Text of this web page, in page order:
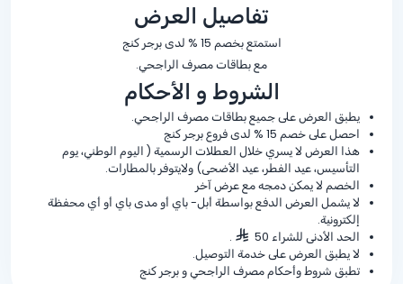
تفاصيل العرض
استمتع بخصم % 15 لدى برجر كنج
مع بطاقات مصرف الراجحي.
الشروط و الأحكام
يطبق العرض على جميع بطاقات مصرف الراجحي.
احصل على خصم % 15 لدى فروع برجر كنج
هذا العرض لا يسري خلال العطلات الرسمية ( اليوم الوطني، يوم
التأسيس، عيد الفطر، عيد الأضحى) ولايتوفر بالمطارات.
الخصم لا يمكن دمجه مع عرض آخر
لا يشمل العرض الدفع بواسطة أبل- باي أو مدى باي أو أي محفظة
إلكترونية.
الحد الأدنى للشراء 50
.
لا يطبق العرض على خدمة التوصيل.
تطبق شروط وأحكام مصرف الراجحي و برجر كنج